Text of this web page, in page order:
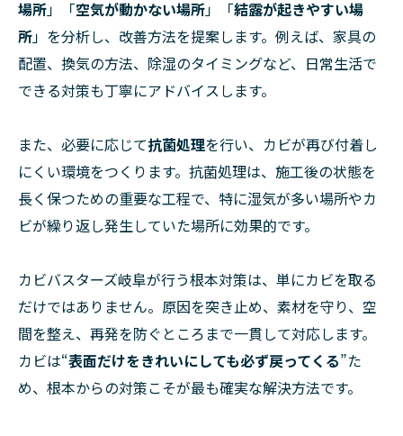
場所」「空気が動かない場所」「結露が起きやすい場
所」を分析し、改善方法を提案します。例えば、家具の
配置、換気の方法、除湿のタイミングなど、日常生活で
できる対策も丁寧にアドバイスします。
また、必要に応じて抗菌処理を行い、カビが再び付着し
にくい環境をつくります。抗菌処理は、施工後の状態を
長く保つための重要な工程で、特に湿気が多い場所やカ
ビが繰り返し発生していた場所に効果的です。
カビバスターズ岐阜が行う根本対策は、単にカビを取る
だけではありません。原因を突き止め、素材を守り、空
間を整え、再発を防ぐところまで一貫して対応します。
カビは“表面だけをきれいにしても必ず戻ってくる”た
め、根本からの対策こそが最も確実な解決方法です。